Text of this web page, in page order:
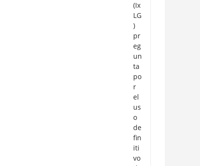
(Ix
LG
)
pr
eg
un
ta
po
r
el
us
o
de
fin
iti
vo